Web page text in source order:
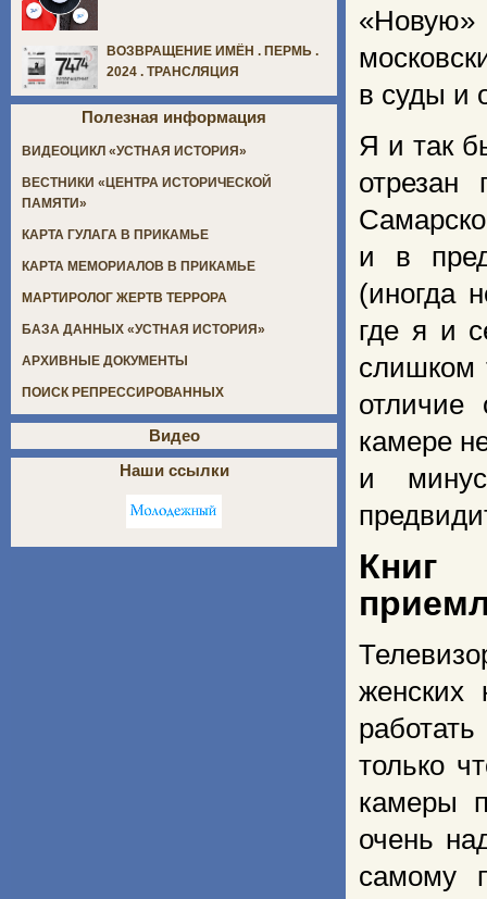
«Новую»
в суды и
Я и так
и в
(иногда
где я и
слишком
камере
и
Книг
женских
только
камеры
очень
самому
ВОЗВРАЩЕНИЕ ИМЁН . ПЕРМЬ .
2024 . ТРАНСЛЯЦИЯ
Полезная информация
ВИДЕОЦИКЛ «УСТНАЯ ИСТОРИЯ»
ВЕСТНИКИ «ЦЕНТРА ИСТОРИЧЕСКОЙ
ПАМЯТИ»
КАРТА ГУЛАГА В ПРИКАМЬЕ
КАРТА МЕМОРИАЛОВ В ПРИКАМЬЕ
МАРТИРОЛОГ ЖЕРТВ ТЕРРОРА
БАЗА ДАННЫХ «УСТНАЯ ИСТОРИЯ»
АРХИВНЫЕ ДОКУМЕНТЫ
ПОИСК РЕПРЕССИРОВАННЫХ
Видео
Наши ссылки